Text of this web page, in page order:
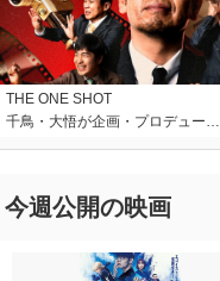
THE ONE SHOT
千鳥・大悟が企画・プロデュー…
今週公開の映画